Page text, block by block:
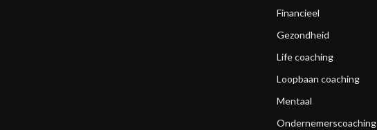
Financieel
Gezondheid
Life coaching
Loopbaan coaching
Mentaal
Ondernemerscoaching